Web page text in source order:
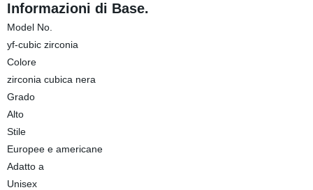
Informazioni di Base.
Model No.
yf-cubic zirconia
Colore
zirconia cubica nera
Grado
Alto
Stile
Europee e americane
Adatto a
Unisex